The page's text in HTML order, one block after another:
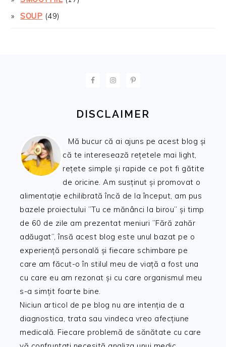
SOUP (49)
DISCLAIMER
Mă bucur că ai ajuns pe acest blog și
că te interesează rețetele mai light,
rețete simple și rapide ce pot fi gătite
de oricine. Am susținut și promovat o
alimentație echilibrată încă de la început, am pus
bazele proiectului ”Tu ce mănânci la birou” și timp
de 60 de zile am prezentat meniuri ”Fără zahăr
adăugat”, însă acest blog este unul bazat pe o
experiență personală și fiecare schimbare pe
care am făcut-o în stilul meu de viață a fost una
cu care eu am rezonat și cu care organismul meu
s-a simțit foarte bine.
Niciun articol de pe blog nu are intenția de a
diagnostica, trata sau vindeca vreo afecțiune
medicală. Fiecare problemă de sănătate cu care